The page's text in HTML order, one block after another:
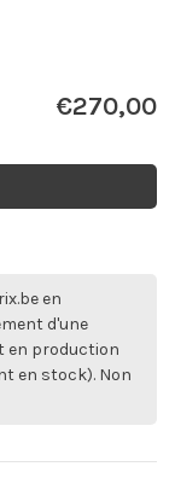
€270,00
en
d'une
en production
en stock). Non